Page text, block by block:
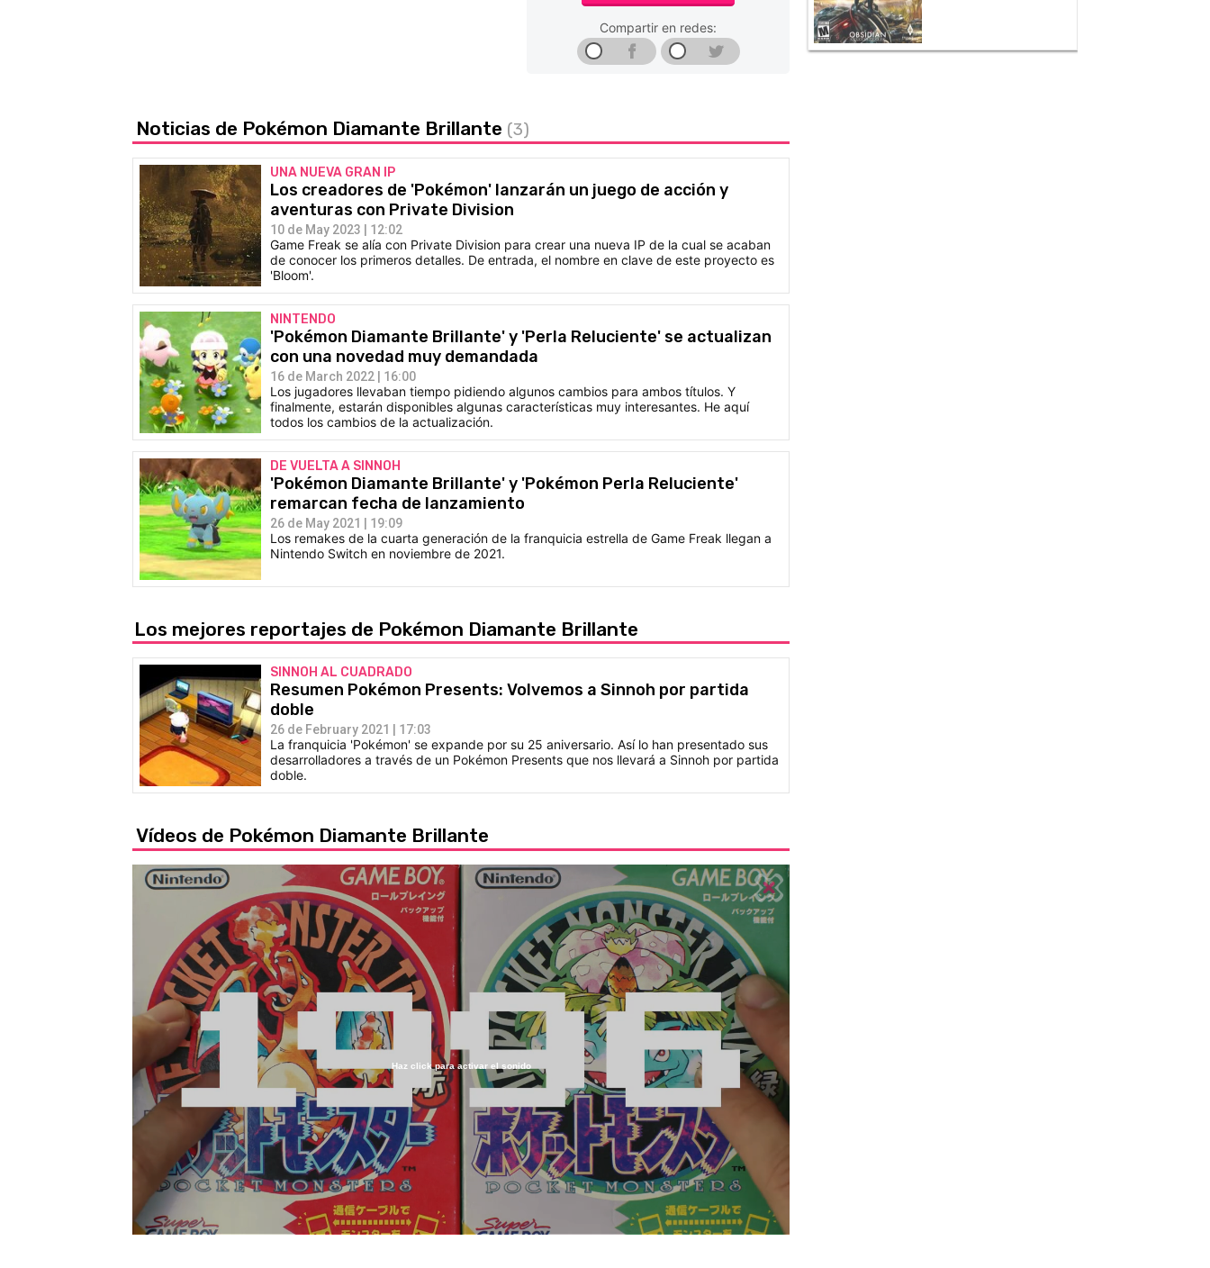
Compartir en redes:
Noticias de Pokémon Diamante Brillante (3)
UNA NUEVA GRAN IP
Los creadores de 'Pokémon' lanzarán un juego de acción y
aventuras con Private Division
10 de May 2023 | 12:02
Game Freak se alía con Private Division para crear una nueva IP de la cual se acaban
de conocer los primeros detalles. De entrada, el nombre en clave de este proyecto es
'Bloom'.
NINTENDO
'Pokémon Diamante Brillante' y 'Perla Reluciente' se actualizan
con una novedad muy demandada
16 de March 2022 | 16:00
Los jugadores llevaban tiempo pidiendo algunos cambios para ambos títulos. Y
finalmente, estarán disponibles algunas características muy interesantes. He aquí
todos los cambios de la actualización.
DE VUELTA A SINNOH
'Pokémon Diamante Brillante' y 'Pokémon Perla Reluciente'
remarcan fecha de lanzamiento
26 de May 2021 | 19:09
Los remakes de la cuarta generación de la franquicia estrella de Game Freak llegan a
Nintendo Switch en noviembre de 2021.
Los mejores reportajes de Pokémon Diamante Brillante
SINNOH AL CUADRADO
Resumen Pokémon Presents: Volvemos a Sinnoh por partida
doble
26 de February 2021 | 17:03
La franquicia 'Pokémon' se expande por su 25 aniversario. Así lo han presentado sus
desarrolladores a través de un Pokémon Presents que nos llevará a Sinnoh por partida
doble.
Vídeos de Pokémon Diamante Brillante
Unmute /
Loaded:
2.48%
Haz click para activar el sonido